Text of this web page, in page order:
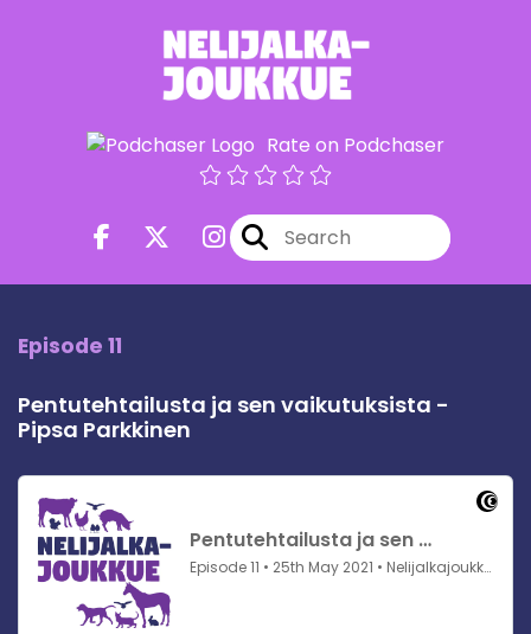
Rate on Podchaser
Episode 11
Pentutehtailusta ja sen vaikutuksista -
Pipsa Parkkinen